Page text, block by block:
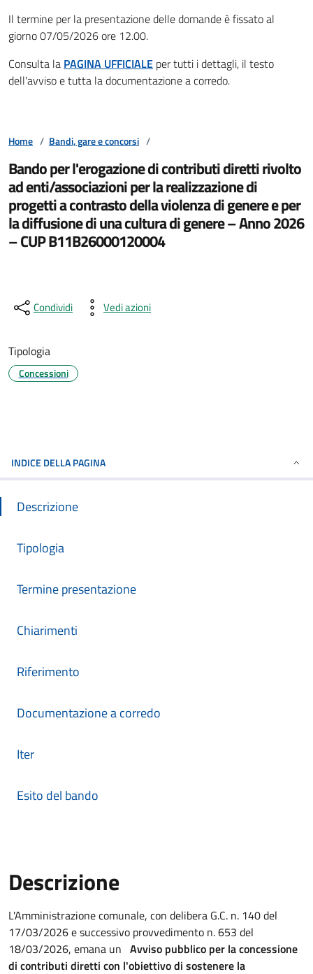
Il termine per la presentazione delle domande è fissato al
giorno 07/05/2026 ore 12.00.
Consulta la PAGINA UFFICIALE per tutti i dettagli, il testo
dell'avviso e tutta la documentazione a corredo.
Home / Bandi, gare e concorsi /
Bando per l'erogazione di contributi diretti rivolto
ad enti/associazioni per la realizzazione di
progetti a contrasto della violenza di genere e per
la diffusione di una cultura di genere – Anno 2026
– CUP B11B26000120004
Condividi Vedi azioni
Tipologia
Concessioni
INDICE DELLA PAGINA
Descrizione
Tipologia
Termine presentazione
Chiarimenti
Riferimento
Documentazione a corredo
Iter
Esito del bando
Descrizione
Descrizione Bando
L'Amministrazione comunale, con delibera G.C. n. 140 del
17/03/2026 e successivo provvedimento n. 653 del
18/03/2026, emana un Avviso pubblico per la concessione
di contributi diretti con l'obiettivo di sostenere la